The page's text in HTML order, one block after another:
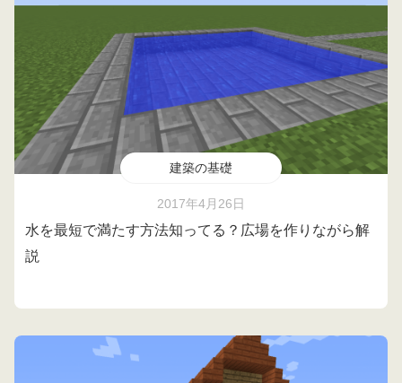
建築の基礎
2017年4月26日
水を最短で満たす方法知ってる？広場を作りながら解
説